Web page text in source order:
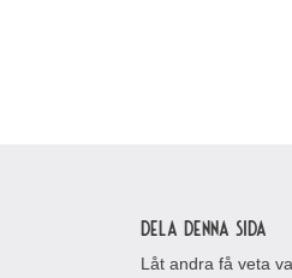
Dela denna sida
Låt andra få veta